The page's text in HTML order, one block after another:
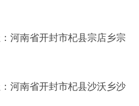
河南省开封市杞县宗店乡宗
河南省开封市杞县沙沃乡沙